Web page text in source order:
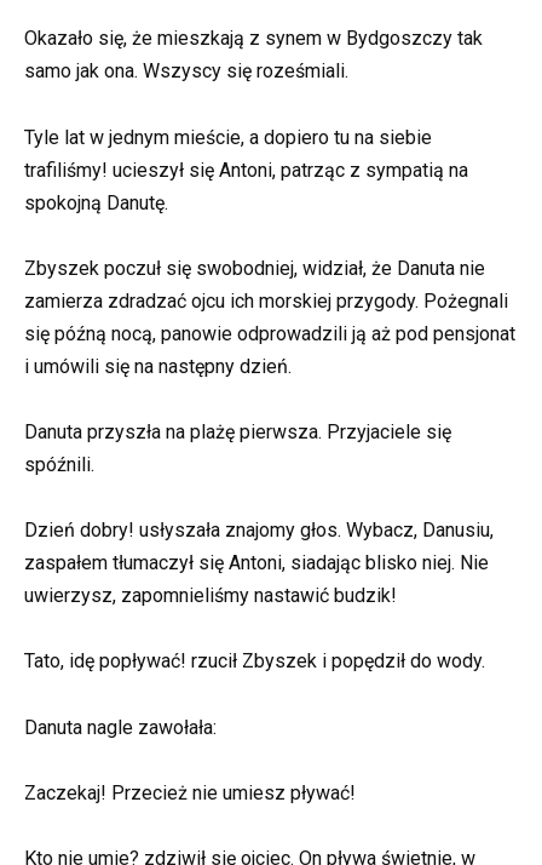
Okazało się, że mieszkają z synem w Bydgoszczy tak
samo jak ona. Wszyscy się roześmiali.
Tyle lat w jednym mieście, a dopiero tu na siebie
trafiliśmy! ucieszył się Antoni, patrząc z sympatią na
spokojną Danutę.
Zbyszek poczuł się swobodniej, widział, że Danuta nie
zamierza zdradzać ojcu ich morskiej przygody. Pożegnali
się późną nocą, panowie odprowadzili ją aż pod pensjonat
i umówili się na następny dzień.
Danuta przyszła na plażę pierwsza. Przyjaciele się
spóźnili.
Dzień dobry! usłyszała znajomy głos. Wybacz, Danusiu,
zaspałem tłumaczył się Antoni, siadając blisko niej. Nie
uwierzysz, zapomnieliśmy nastawić budzik!
Tato, idę popływać! rzucił Zbyszek i popędził do wody.
Danuta nagle zawołała:
Zaczekaj! Przecież nie umiesz pływać!
Kto nie umie? zdziwił się ojciec. On pływa świetnie, w